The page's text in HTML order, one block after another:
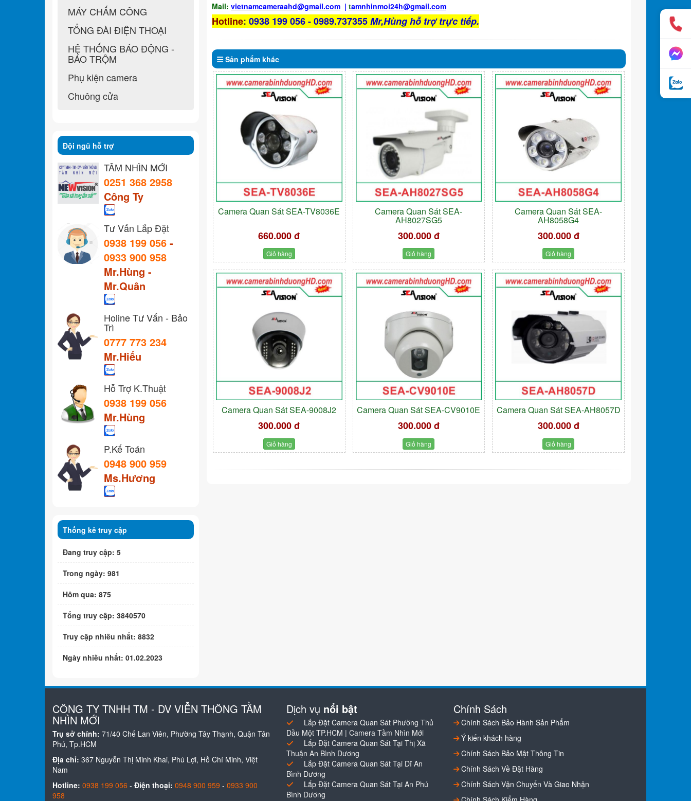
Mail: vietnamcameraahd@gmail.com | tamnhinmoi24h@gmail.com
Hotline: 0938 199 056 - 0989.737355Mr,Hùng hỗ trợ trực tiếp.
Sản phẩm khác
Camera Quan Sát SEA-TV8036E
660.000 đ
Giỏ hàng
Camera Quan Sát SEA-
AH8027SG5
300.000 đ
Giỏ hàng
Camera Quan Sát SEA-
AH8058G4
300.000 đ
Giỏ hàng
Camera Quan Sát SEA-9008J2
300.000 đ
Giỏ hàng
Camera Quan Sát SEA-CV9010E
300.000 đ
Giỏ hàng
Camera Quan Sát SEA-AH8057D
300.000 đ
Giỏ hàng
MÁY CHẤM CÔNG
TỔNG ĐÀI ĐIỆN THOẠI
HỆ THỐNG BÁO ĐỘNG -
BÁO TRỘM
Phụ kiện camera
Chuông cửa
Đội ngũ hỗ trợ
TẦM NHÌN MỚI
0251 368 2958
Công Ty
Tư Vấn Lắp Đặt
0938 199 056 -
0933 900 958
Mr.Hùng -
Mr.Quân
Holine Tư Vấn - Bảo
Trì
0777 773 234
Mr.Hiếu
Hỗ Trợ K.Thuật
0938 199 056
Mr.Hùng
P.Kế Toán
0948 900 959
Ms.Hương
Thống kê truy cập
Đang truy cập: 5
Trong ngày: 981
Hôm qua: 875
Tổng truy cập: 3840570
Truy cập nhiều nhất: 8832
Ngày nhiều nhất: 01.02.2023
CÔNG TY TNHH TM - DV VIỄN THÔNG TẦM
NHÌN MỚI
Trụ sở chính: 71/40 Chế Lan Viên, Phường Tây Thạnh, Quận Tân
Phú, Tp.HCM
Địa chỉ: 367 Nguyễn Thị Minh Khai, Phú Lợi, Hồ Chí Minh, Việt
Nam
Hotline: 0938 199 056 - Điện thoại: 0948 900 959 - 0933 900
958
Dịch vụ nổi bật
Lắp Đặt Camera Quan Sát Phường Thủ
Dầu Một TP.HCM | Camera Tầm Nhìn Mới
Lắp Đặt Camera Quan Sát Tại Thị Xã
Thuận An Bình Dương
Lắp Đặt Camera Quan Sát Tại Dĩ An
Bình Dương
Lắp Đặt Camera Quan Sát Tại An Phú
Bình Dương
Chính Sách
Chính Sách Bảo Hành Sản Phẩm
Ý kiến khách hàng
Chính Sách Bảo Mật Thông Tin
Chính Sách Về Đặt Hàng
Chính Sách Vận Chuyển Và Giao Nhận